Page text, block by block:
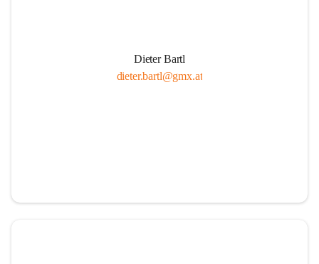
Dieter Bartl
dieter.bartl@gmx.at